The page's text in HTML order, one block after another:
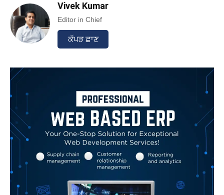
Vivek Kumar
Editor in Chief
ਕੱਪੜ ਛਾਣ